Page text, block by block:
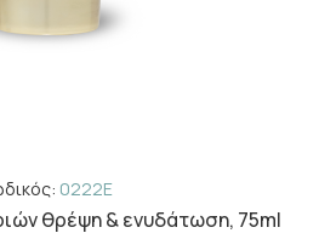
0222E
θρέψη & ενυδάτωση, 75ml